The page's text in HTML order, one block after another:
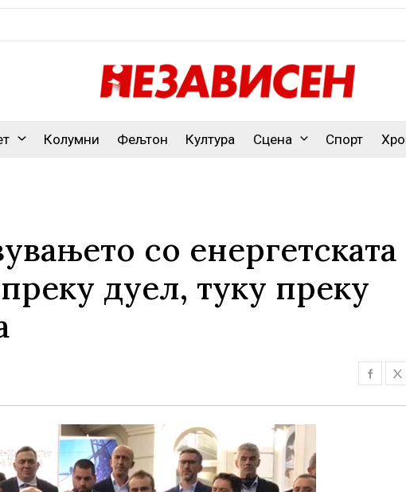
Колумни Фељтон Култура Сцена Спорт
со енергетската
дуел, туку преку